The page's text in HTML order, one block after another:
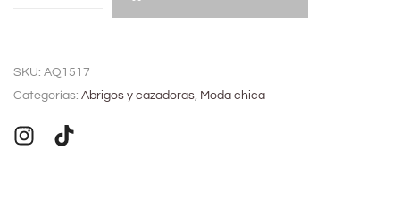
t
e
r
SKU: AQ1517
Categorías: Abrigos y cazadoras, Moda chica